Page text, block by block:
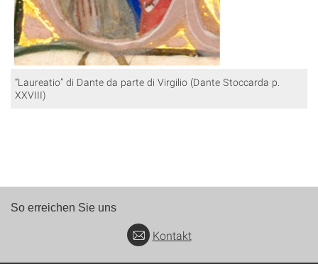
“Laureatio” di Dante da parte di Virgilio (Dante Stoccarda p.
XXVIII)
So erreichen Sie uns
Kontakt